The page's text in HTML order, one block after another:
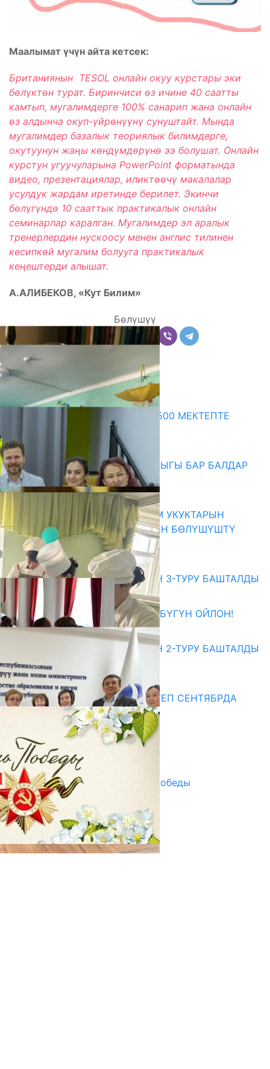
Маалымат үчүн айта кетсек:
Британиянын TESOL онлайн окуу курстары эки
бөлүктөн турат. Биринчиси өз ичине 40 саатты
камтып, мугалимдерге 100% санарип жана онлайн
өз алдынча окуп-үйрөнүүнү сунуштайт. Мында
мугалимдер базалык теориялык билимдерге,
окутуунун жаңы көндүмдөрүнө ээ болушат. Онлайн
курстун угуучуларына PowerPoint форматында
видео, презентациялар, иликтөөчү макалалар
усулдук жардам иретинде берилет. Экинчи
бөлүгүндө 10 сааттык практикалык онлайн
семинарлар каралган. Мугалимдер эл аралык
тренерлердин нускоосу менен англис тилинен
кесипкөй мугалим болууга практикалык
кеңештерди алышат.
А.АЛИБЕКОВ, «Кут Билим»
Бөлүшүү
Комментарийлер
Акыркы жаңылыктар
ПРЕЗИДЕНТТИН ЖАРЛЫГЫ: 500 МЕКТЕПТЕ
ШАХМАТ ИЙРИМИ АЧЫЛАТ
06.08.2026
СҮЛҮКТҮ: ӨЗГӨЧӨ МУКТАЖДЫГЫ БАР БАЛДАР
ҮЧҮН БОРБОР АЧЫЛДЫ
06.08.2026
КЫРГЫЗ ЭКСПЕРТТЕРИ АДАМ УКУКТАРЫН
ОКУТУУ ТАЖРЫЙБАСЫ МЕНЕН БӨЛҮШҮШТҮ
06.08.2026
Абитуриент
ЖОЖДОРГО КАБЫЛ АЛУУНУН 3-ТУРУ БАШТАЛДЫ
27.07.2026
ӨЗҮҢДҮН КЕЛЕЧЕГИҢ ҮЧҮН БҮГҮН ОЙЛОН!
20.07.2026
ЖОЖДОРГО КАБЫЛ АЛУУНУН 2-ТУРУ БАШТАЛДЫ
20.07.2026
Медиа
СУЗАКТА 750 ОРУНДУУ МЕКТЕП СЕНТЯБРДА
ПАЙДАЛАНУУГА БЕРИЛЕТ
07.08.2025
Улуу Жеңиштин жандуу сөзү
29.04.2025
Награды в преддверии Дня Победы
29.04.2025